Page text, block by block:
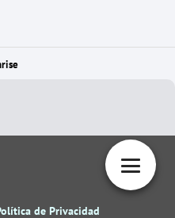
de Privacidad